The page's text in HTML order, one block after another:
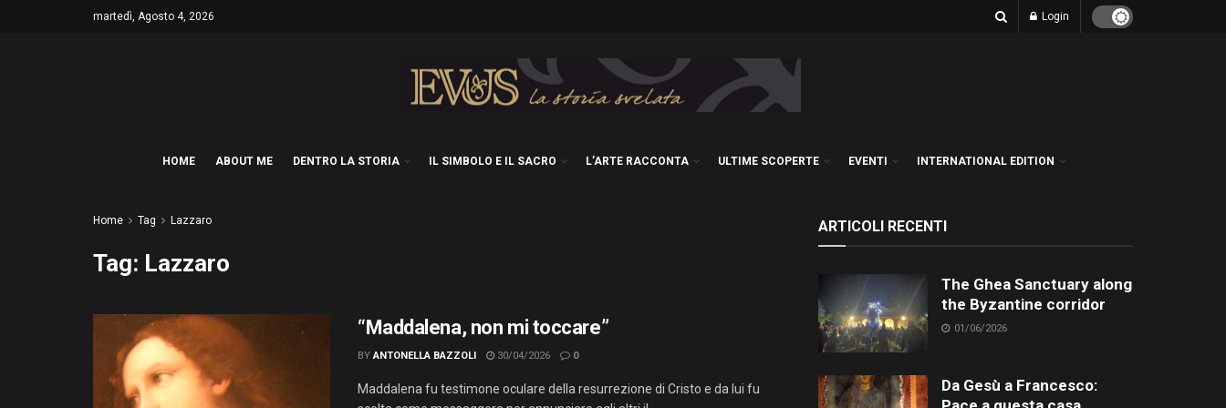
martedì, Agosto 4, 2026 Login
HOME ABOUT ME DENTRO LA STORIA IL SIMBOLO E IL SACRO L’ARTE RACCONTA ULTIME SCOPERTE EVENTI INTERNATIONAL EDITION
Home Tag Lazzaro
Tag: Lazzaro
“Maddalena, non mi toccare”
BY ANTONELLA BAZZOLI 30/04/2026 0
Maddalena fu testimone oculare della resurrezione di Cristo e da lui fu
ARTICOLI RECENTI
The Ghea Sanctuary along
the Byzantine corridor
01/06/2026
Da Gesù a Francesco: